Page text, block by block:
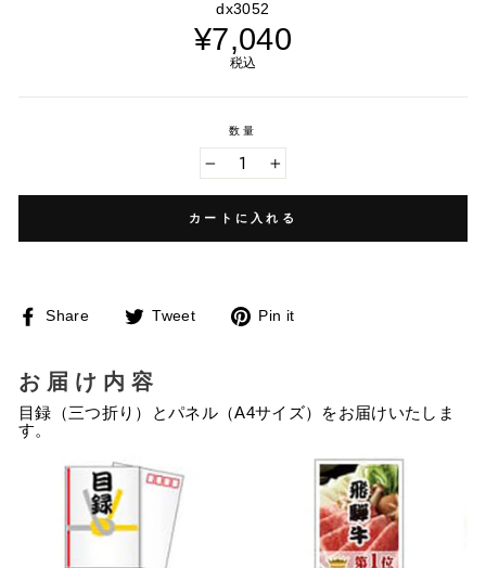
dx3052
通
常
¥7,040
税込
数量
− +
カートに入れる
Share
Facebook
ア
す
る
Tweet
TwitterPin it
お届け内容
目録（三つ折り）とパネル（A4サイズ）をお届けいたしま
す。